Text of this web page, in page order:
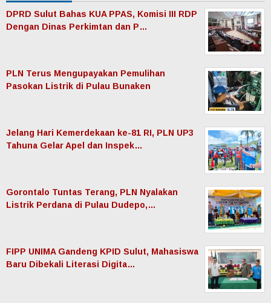
DPRD Sulut Bahas KUA PPAS, Komisi III RDP
Dengan Dinas Perkimtan dan P…
PLN Terus Mengupayakan Pemulihan
Pasokan Listrik di Pulau Bunaken
Jelang Hari Kemerdekaan ke-81 RI, PLN UP3
Tahuna Gelar Apel dan Inspek…
Gorontalo Tuntas Terang, PLN Nyalakan
Listrik Perdana di Pulau Dudepo,…
FIPP UNIMA Gandeng KPID Sulut, Mahasiswa
Baru Dibekali Literasi Digita…